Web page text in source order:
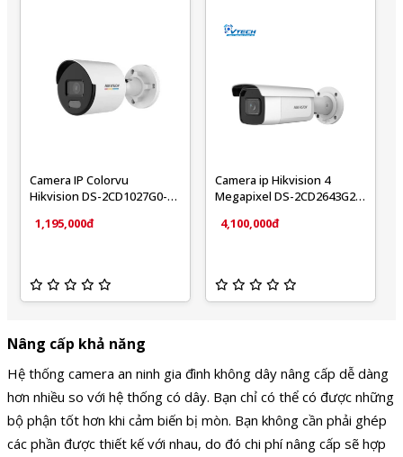
Camera IP Colorvu
Hikvision DS-2CD1027G0-
1,195,000đ
Camera ip Hikvision 4
Megapixel DS-2CD2643G2-
4,100,000đ
Nâng cấp khả năng
Hệ thống camera an ninh gia đình không dây nâng cấp dễ dàng
hơn nhiều so với hệ thống có dây. Bạn chỉ có thể có được những
bộ phận tốt hơn khi cảm biến bị mòn. Bạn không cần phải ghép
các phần được thiết kế với nhau, do đó chi phí nâng cấp sẽ hợp